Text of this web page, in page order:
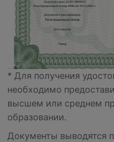
* Для получения
необходимо
высшем или среднем
образовании.
Документы выводятся